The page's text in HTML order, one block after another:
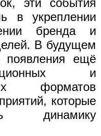
в укреплении
бренда и
В будущем
ещё
и
форматов
которые
динамику